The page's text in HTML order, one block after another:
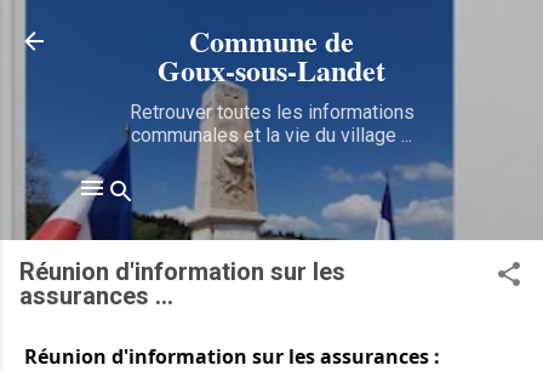
Accéder au contenu principal
Commune de
Goux‑sous‑Landet
Retrouver toutes les informations
communales et la vie du village ...
Réunion d'information sur les
assurances ...
Réunion d'information sur les assurances :